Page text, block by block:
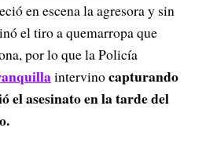
en escena la agresora y sin
el tiro a quemarropa que
por lo que la Policía
intervinocapturando
el asesinato en la tarde del